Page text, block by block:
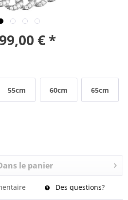
€ *
55cm 60cm 65cm
le panier
Des questions?